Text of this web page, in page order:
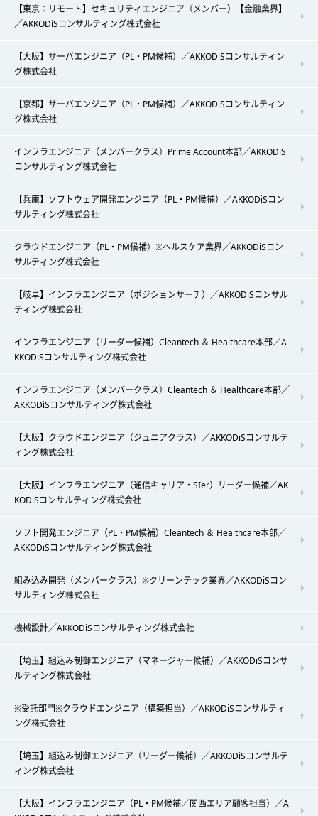
【東京：リモート】セキュリティエンジニア（メンバー）【金融業界】
／AKKODiSコンサルティング株式会社
【大阪】サーバエンジニア（PL・PM候補）／AKKODiSコンサルティン
グ株式会社
【京都】サーバエンジニア（PL・PM候補）／AKKODiSコンサルティン
グ株式会社
インフラエンジニア（メンバークラス）Prime Account本部／AKKODiS
コンサルティング株式会社
【兵庫】ソフトウェア開発エンジニア（PL・PM候補）／AKKODiSコン
サルティング株式会社
クラウドエンジニア（PL・PM候補）※ヘルスケア業界／AKKODiSコン
サルティング株式会社
【岐阜】インフラエンジニア（ポジションサーチ）／AKKODiSコンサル
ティング株式会社
インフラエンジニア（リーダー候補）Cleantech ＆ Healthcare本部／A
KKODiSコンサルティング株式会社
インフラエンジニア（メンバークラス）Cleantech ＆ Healthcare本部／
AKKODiSコンサルティング株式会社
【大阪】クラウドエンジニア（ジュニアクラス）／AKKODiSコンサルテ
ィング株式会社
【大阪】インフラエンジニア（通信キャリア・SIer）リーダー候補／AK
KODiSコンサルティング株式会社
ソフト開発エンジニア（PL・PM候補）Cleantech ＆ Healthcare本部／
AKKODiSコンサルティング株式会社
組み込み開発（メンバークラス）※クリーンテック業界／AKKODiSコン
サルティング株式会社
機械設計／AKKODiSコンサルティング株式会社
【埼玉】組込み制御エンジニア（マネージャー候補）／AKKODiSコンサ
ルティング株式会社
※受託部門※クラウドエンジニア（構築担当）／AKKODiSコンサルティ
ング株式会社
【埼玉】組込み制御エンジニア（リーダー候補）／AKKODiSコンサルテ
ィング株式会社
【大阪】インフラエンジニア（PL・PM候補／関西エリア顧客担当）／A